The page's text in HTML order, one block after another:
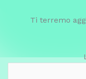
Ti terremo